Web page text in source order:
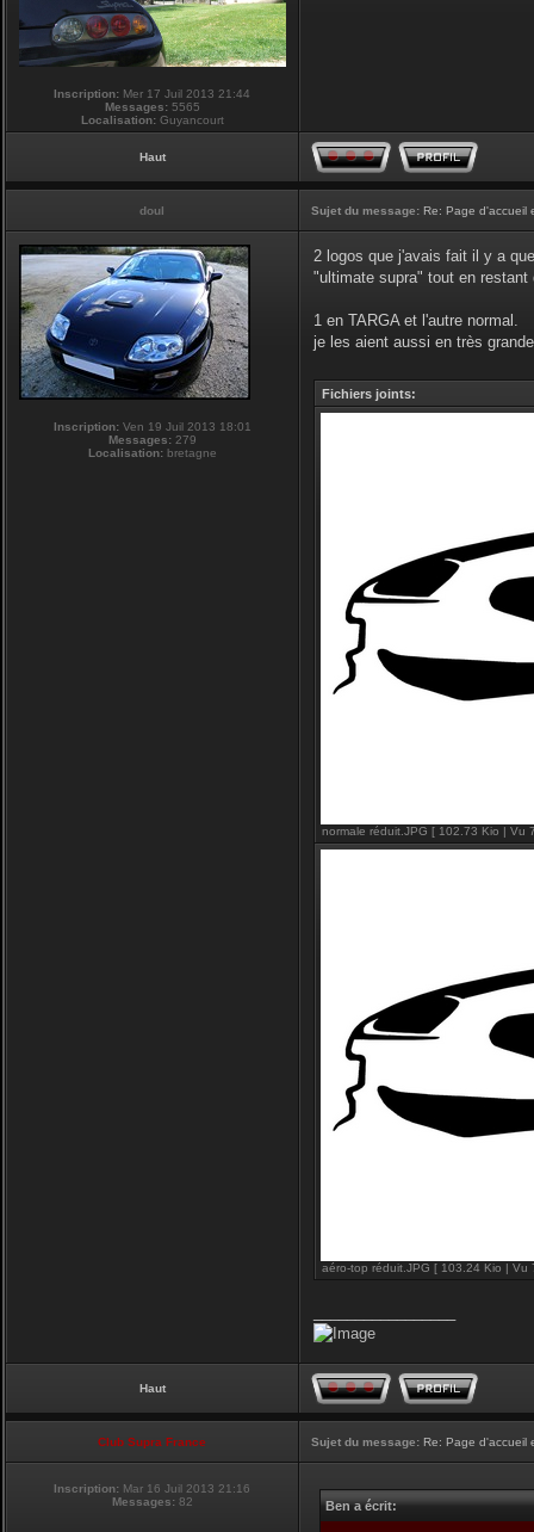
Inscription: Mer 17 Juil 2013 21:44
Messages: 5565
Localisation: Guyancourt
Haut
doul Sujet du message: Re: Page d'accueil
Inscription: Ven 19 Juil 2013 18:01
Messages: 279
Localisation: bretagne
2 logos que j'avais fait il y a
"ultimate supra" tout en restant
1 en TARGA et l'autre normal.
je les aient aussi en très
Fichiers joints:
normale réduit.JPG [ 102.73 Kio | Vu
aéro-top réduit.JPG [ 103.24 Kio | Vu
Haut
Club Supra France Sujet du message: Re: Page d'accueil
Inscription: Mar 16 Juil 2013 21:16
Messages: 82 Ben a écrit: